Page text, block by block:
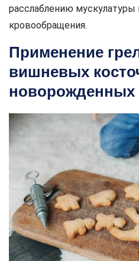
расслаблению
кровообращения.
Применение
вишневых
новорожденных